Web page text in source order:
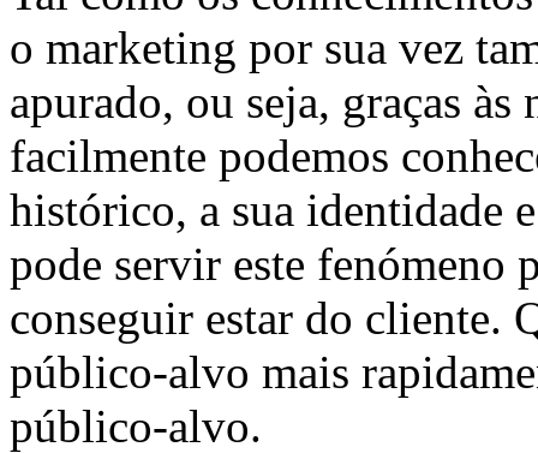
o marketing por sua vez
apurado, ou seja, graças
facilmente podemos
histórico, a sua identidade
pode servir este fenómeno
conseguir estar do cliente.
público-alvo mais
público-alvo.